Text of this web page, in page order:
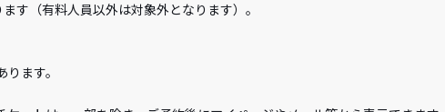
す（有料人員以外は対象外となります）。
ます。